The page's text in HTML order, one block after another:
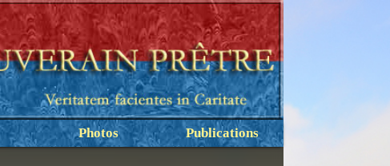
Photos Publications